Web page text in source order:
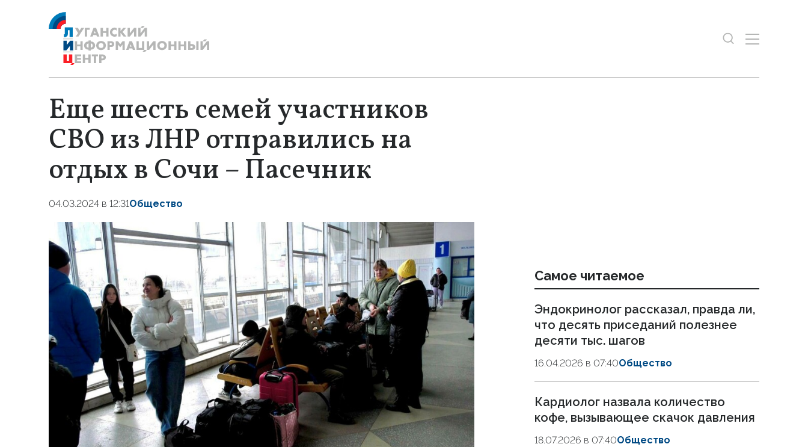
Еще шесть семей участников
СВО из ЛНР отправились на
отдых в Сочи – Пасечник
04.03.2024 в 12:31Общество
Самое читаемое
Эндокринолог рассказал, правда ли,
что десять приседаний полезнее
десяти тыс. шагов
16.04.2026 в 07:40Общество
Кардиолог назвала количество
кофе, вызывающее скачок давления
18.07.2026 в 07:40Общество